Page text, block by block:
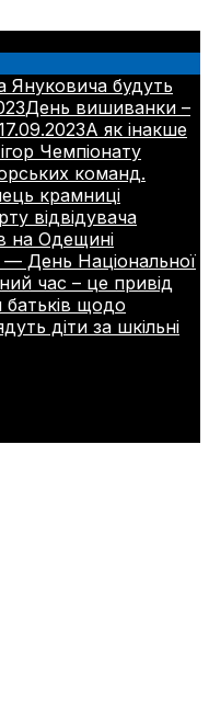
Януковича будуть
День вишиванки –
А як інакше
Чемпіонату
команд.
крамниці
відвідувача
на Одещині
— День Національної
час – це привід
щодо
діти за шкільні